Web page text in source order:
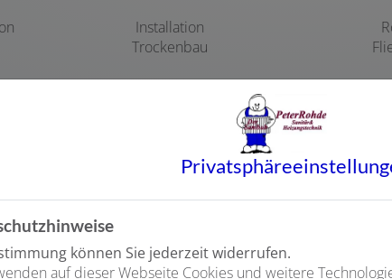
Installation
Trockenbau
können Sie jederzeit widerrufen.
auf dieser Webseite Cookies und weitere